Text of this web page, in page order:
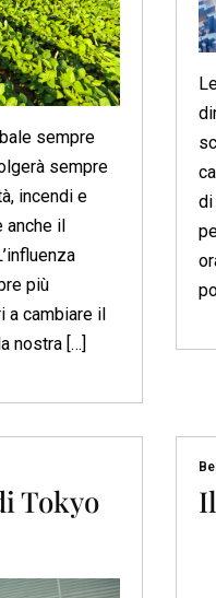
sempre
sempre
incendi e
il
più
cambiare il
nostra […]
di
Tokyo